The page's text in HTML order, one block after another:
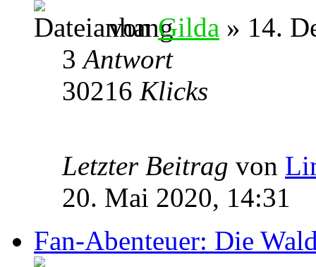
vonGilda » 14.
3Antwort
30216 Klicks
Letzter Beitrag von
20. Mai 2020, 14:31
Fan-Abenteuer: Die